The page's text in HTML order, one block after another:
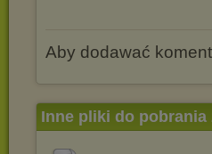
Aby dodawać
Inne pliki do pobrania